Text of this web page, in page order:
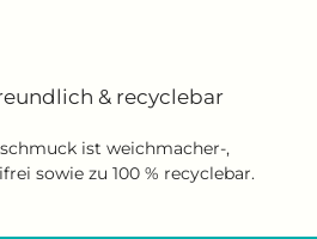
& recyclebar
ist weichmacher-,
sowie zu 100 % recyclebar.